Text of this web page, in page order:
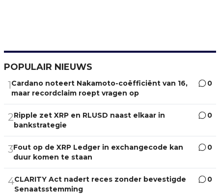
POPULAIR NIEUWS
1Cardano noteert Nakamoto-coëfficiënt van 16,
maar recordclaim roept vragen op
0
2Ripple zet XRP en RLUSD naast elkaar in
bankstrategie
0
3Fout op de XRP Ledger in exchangecode kan
duur komen te staan
0
4CLARITY Act nadert reces zonder bevestigde
Senaatsstemming
0